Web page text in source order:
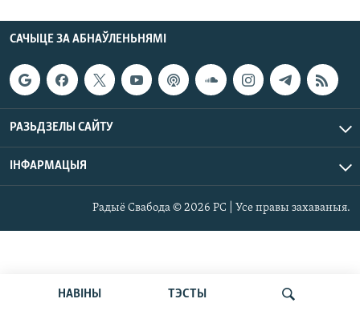
НАВІНЫ ТЭСТЫ
САЧЫЦЕ ЗА АБНАЎЛЕНЬНЯМІ
РАЗЬДЗЕЛЫ САЙТУ
ІНФАРМАЦЫЯ
Радыё Свабода © 2026 РС | Усе правы захаваныя.